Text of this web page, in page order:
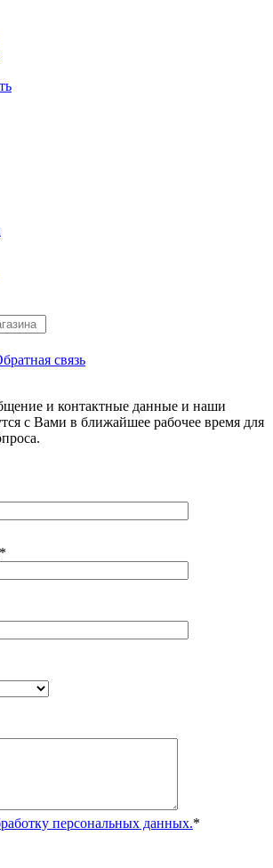
связь
и контактные данные и наши
с Вами в ближайшее рабочее время для
*
персональных данных.*